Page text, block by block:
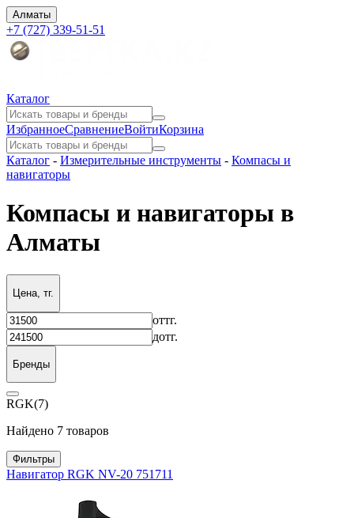
Алматы
+7 (727) 339-51-51
Каталог
ИзбранноеСравнениеВойтиКорзина
Каталог - Измерительные инструменты - Компасы и
навигаторы
Компасы и навигаторы в
Алматы
Цена, тг.
оттг.
дотг.
Бренды
RGK(7)
Найдено 7 товаров
Фильтры
Навигатор RGK NV-20 751711